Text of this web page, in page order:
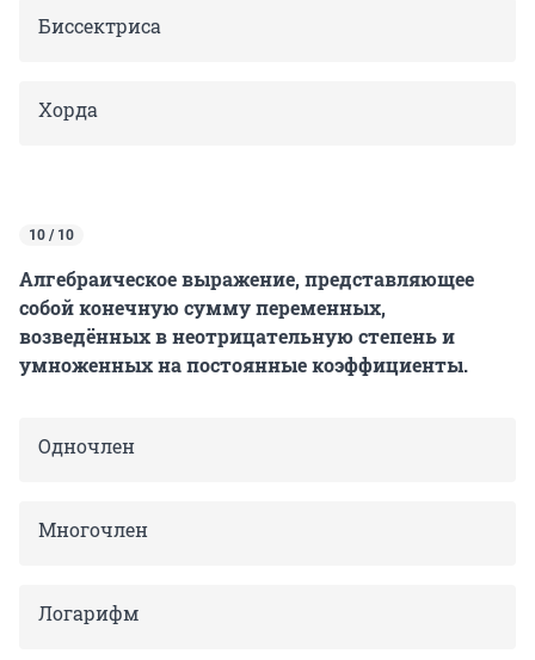
Биссектриса
Хорда
10 / 10
Алгебраическое выражение, представляющее
собой конечную сумму переменных,
возведённых в неотрицательную степень и
умноженных на постоянные коэффициенты.
Одночлен
Многочлен
Логарифм